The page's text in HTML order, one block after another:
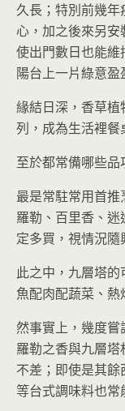
久長；特別前幾
心，加之後來另
使出門數日也能
陽台上一片綠意盈
緣結日深，香草
列，成為生活裡餐
至於都常備哪些品
最是常駐常用首推
羅勒、百里香、
定多買，視情況隨
此之中，九層塔
魚配肉配蔬菜、熱
然事實上，幾度
羅勒之香與九層
不差；即使是其
等台式調味料也常